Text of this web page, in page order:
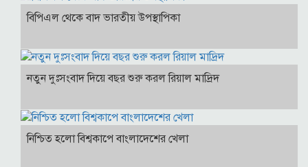
বিপিএল থেকে বাদ ভারতীয় উপস্থাপিকা
নতুন দুঃসংবাদ দিয়ে বছর শুরু করল রিয়াল মাদ্রিদ
নিশ্চিত হলো বিশ্বকাপে বাংলাদেশের খেলা